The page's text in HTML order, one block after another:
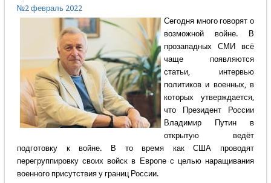
№2 февраль 2022
Сегодня много говорят о
возможной войне. В
прозападных СМИ всё
чаще появляются
статьи, интервью
политиков и военных, в
которых утверждается,
что Президент России
Владимир Путин в
открытую ведёт
подготовку к войне. В то время как США проводят
перегруппировку своих войск в Европе с целью наращивания
военного присутствия у границ России.